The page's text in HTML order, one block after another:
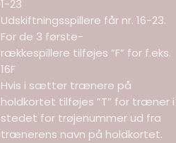
1-23
Udskiftningsspillere får nr. 16-23.
For de 3 første-
rækkespillere tilføjes ”F” for f.eks.
16F
Hvis i sætter trænere på
holdkortet tilføjes ”T” for træner i
stedet for trøjenummer ud fra
trænerens navn på holdkortet.